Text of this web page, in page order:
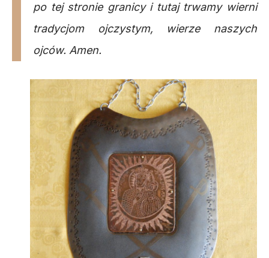
po tej stronie granicy i tutaj trwamy wierni
tradycjom ojczystym, wierze naszych
ojców. Amen.